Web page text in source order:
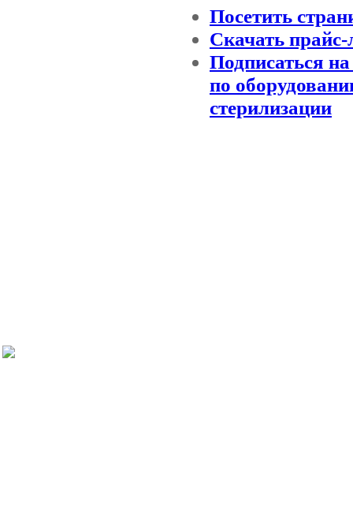
Посетить
Скачать прайс-
Подписаться
по
стерилизации